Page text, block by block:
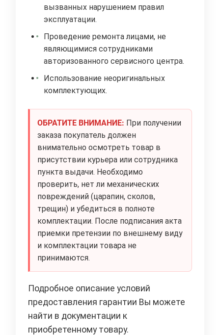
вызванных нарушением правил
эксплуатации.
Проведение ремонта лицами, не
являющимися сотрудниками
авторизованного сервисного центра.
Использование неоригинальных
комплектующих.
ОБРАТИТЕ ВНИМАНИЕ: При получении
заказа покупатель должен
внимательно осмотреть товар в
присутствии курьера или сотрудника
пункта выдачи. Необходимо
проверить, нет ли механических
повреждений (царапин, сколов,
трещин) и убедиться в полноте
комплектации. После подписания акта
приемки претензии по внешнему виду
и комплектации товара не
принимаются.
Подробное описание условий
предоставления гарантии Вы можете
найти в документации к
приобретенному товару.